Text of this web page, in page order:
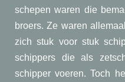
schepen waren die
broers. Ze waren
zich stuk voor stuk
schippers die als
schipper voeren. Toch